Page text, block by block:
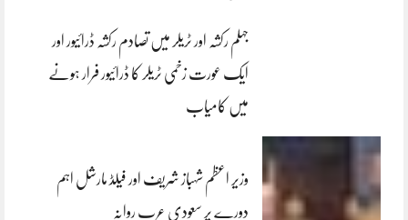
جہلم رکشہ اور ٹریلر میں تصادم رکشہ ڈرائیور اور
ایک عورت زخمی ٹریلر کا ڈرائیور فرار ہونے
میں کامیاب
وزیر اعظم شہباز شریف اور فیلڈ مارشل اہم
دورے پر سعودی عرب روانہ